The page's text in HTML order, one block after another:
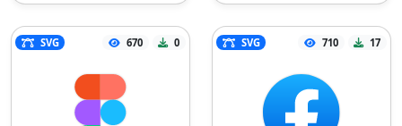
SVG 670 0 SVG 710 17